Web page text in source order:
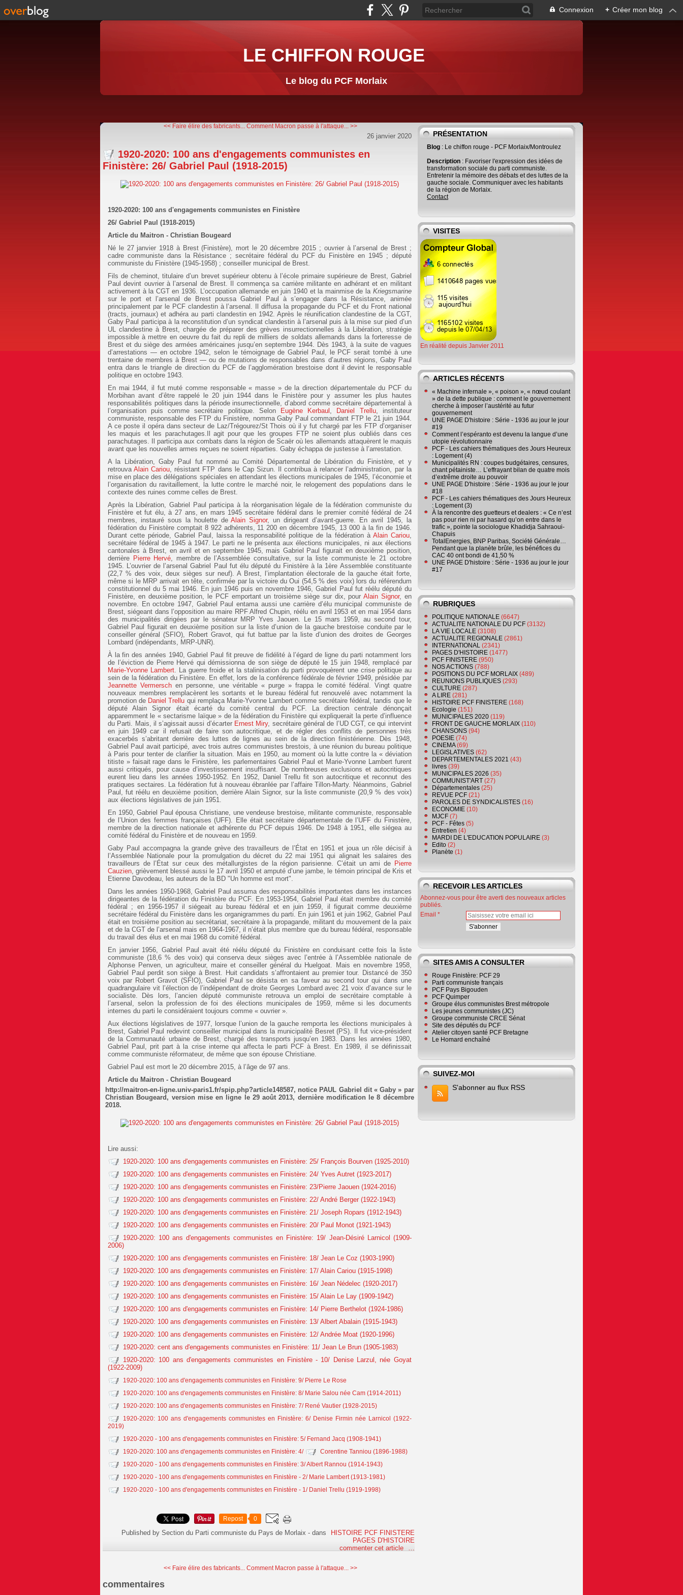
Connexion + Créer mon blog
LE CHIFFON ROUGE
Le blog du PCF Morlaix
<< Faire élire des fabricants... Comment Macron passe à l'attaque... >>
26 janvier 2020
1920-2020: 100 ans d'engagements communistes en
Finistère: 26/ Gabriel Paul (1918-2015)
1920-2020: 100 ans d'engagements communistes en Finistère
26/ Gabriel Paul (1918-2015)
Article du Maitron - Christian Bougeard
Né le 27 janvier 1918 à Brest (Finistère), mort le 20 décembre 2015 ; ouvrier à l’arsenal de Brest ;
cadre communiste dans la Résistance ; secrétaire fédéral du PCF du Finistère en 1945 ; député
communiste du Finistère (1945-1958) ; conseiller municipal de Brest.
Fils de cheminot, titulaire d’un brevet supérieur obtenu à l’école primaire supérieure de Brest, Gabriel
Paul devint ouvrier à l’arsenal de Brest. Il commença sa carrière militante en adhérant et en militant
activement à la CGT en 1936. L’occupation allemande en juin 1940 et la mainmise de la Kriegsmarine
sur le port et l’arsenal de Brest poussa Gabriel Paul à s’engager dans la Résistance, animée
principalement par le PCF clandestin à l’arsenal. Il diffusa la propagande du PCF et du Front national
(tracts, journaux) et adhéra au parti clandestin en 1942. Après le réunification clandestine de la CGT,
Gaby Paul participa à la reconstitution d’un syndicat clandestin à l’arsenal puis à la mise sur pied d’un
UL clandestine à Brest, chargée de préparer des grèves insurrectionnelles à la Libération, stratégie
impossible à mettre en oeuvre du fait du repli de milliers de soldats allemands dans la forteresse de
Brest et du siège des armées américaines jusqu’en septembre 1944. Dès 1943, à la suite de vagues
d’arrestations — en octobre 1942, selon le témoignage de Gabriel Paul, le PCF serait tombé à une
trentaine de membres à Brest — ou de mutations de responsables dans d’autres régions, Gaby Paul
entra dans le triangle de direction du PCF de l’agglomération brestoise dont il devint le responsable
politique en octobre 1943.
En mai 1944, il fut muté comme responsable « masse » de la direction départementale du PCF du
Morbihan avant d’être rappelé le 20 juin 1944 dans le Finistère pour y assumer les plus hautes
responsabilités politiques dans la période insurrectionnelle, d’abord comme secrétaire départemental à
l’organisation puis comme secrétaire politique. Selon
Eugène Kerbaul , Daniel Trellu, instituteur
communiste, responsable des FTP du Finistère, nomma Gaby Paul commandant FTP le 21 juin 1944.
A ce poste il opéra dans secteur de Laz/Trégourez/St Thois où il y fut chargé par les FTP d’organiser
les maquis et les parachutages.Il agit pour que les groupes FTP ne soient plus oubliés dans ces
parachutages. Il participa aux combats dans la région de Scaër où les allemands attaquèrent le maquis
avant que les nouvelles armes reçues ne soient réparties. Gaby échappa de justesse à l’arrestation.
A la Libération, Gaby Paul fut nommé au Comité Départemental de Libération du Finistère, et y
retrouvaAlain Cariou, résistant FTP dans le Cap Sizun. Il contribua à relancer l’administration, par la
mise en place des délégations spéciales en attendant les élections municipales de 1945, l’économie et
l’organisation du ravitaillement, la lutte contre le marché noir, le relogement des populations dans le
contexte des ruines comme celles de Brest.
Après la Libération, Gabriel Paul participa à la réorganisation légale de la fédération communiste du
Finistère et fut élu, à 27 ans, en mars 1945 secrétaire fédéral dans le premier comité fédéral de 24
membres, instauré sous la houlette deAlain Signor, un dirigeant d’avant-guerre. En avril 1945, la
fédération du Finistère comptait 8 922 adhérents, 11 200 en décembre 1945, 13 000 à la fin de 1946.
Durant cette période, Gabriel Paul, laissa la responsabilité politique de la fédération à Alain Cariou,
secrétaire fédéral de 1945 à 1947. Le parti ne le présenta aux élections municipales, ni aux élections
cantonales à Brest, en avril et en septembre 1945, mais Gabriel Paul figurait en deuxième position,
derrière Pierre Hervé, membre de l’Assemblée consultative, sur la liste communiste le 21 octobre
1945. L’ouvrier de l’arsenal Gabriel Paul fut élu député du Finistère à la 1ère Assemblée constituante
(22,7 % des voix, deux sièges sur neuf). A Brest, l’implantation électorale de la gauche était forte,
même si le MRP arrivait en tête, confirmée par la victoire du Oui (54,5 % des voix) lors du référendum
constitutionnel du 5 mai 1946. En juin 1946 puis en novembre 1946, Gabriel Paul fut réélu député du
Finistère, en deuxième position, le PCF emportant un troisième siège sur dix, pourAlain Signor, en
novembre. En octobre 1947, Gabriel Paul entama aussi une carrière d’élu municipal communiste de
Brest, siégeant dans l’opposition au maire RPF Alfred Chupin, réélu en avril 1953 et en mai 1954 dans
des municipalités dirigées par le sénateur MRP Yves Jaouen. Le 15 mars 1959, au second tour,
Gabriel Paul figurait en deuxième position sur la liste d’union de la gauche brestoise conduite par le
conseiller général (SFIO), Robert Gravot, qui fut battue par la liste d’union des droites de Georges
Lombard (indépendants, MRP-UNR).
À la fin des années 1940, Gabriel Paul fit preuve de fidélité à l’égard de ligne du parti notamment lors
de l’éviction de Pierre Hervé qui démissionna de son siège de député le 15 juin 1948, remplacé par
Marie-Yvonne Lambert. La guerre froide et la stalinisation du parti provoquèrent une crise politique au
sein de la fédération du Finistère. En effet, lors de la conférence fédérale de février 1949, présidée par
Jeannette Vermerschen personne, une véritable « purge » frappa le comité fédéral. Vingt quatre
nouveaux membres remplacèrent les sortants et le bureau fédéral fut renouvelé avec notamment la
promotion de Daniel Trellu qui remplaça Marie-Yvonne Lambert comme secrétaire fédéral, tandis que le
député Alain Signor était écarté du comité central du PCF. La direction centrale dénonçait
apparemment le « sectarisme laïque » de la fédération du Finistère qui expliquerait la perte d’influence
du Parti. Mais, il s’agissait aussi d’écarter Ernest Miry, secrétaire général de l’UD CGT, ce qui intervint
en juin 1949 car il refusait de faire son autocritique, et de régler des conflits de personnes très
exacerbés s’abritant derrière des luttes de lignes au sein de la direction finistérienne. Dès 1948,
Gabriel Paul avait participé, avec trois autres communistes brestois, à une réunion du bureau politique
à Paris pour tenter de clarifier la situation. Mais en 1950, au moment où la lutte contre la « déviation
titiste » faisait rage dans le Finistère, les parlementaires Gabriel Paul et Marie-Yvonne Lambert furent
aussi critiqués, pour cause d’investissement insuffisant. De nombreuses exclusions et autocritiques
eurent lieu dans les années 1950-1952. En 1952, Daniel Trellu fit son autocritique et reconnut des
pratiques sectaires. La fédération fut à nouveau ébranlée par l’affaire Tillon-Marty. Néanmoins, Gabriel
Paul, fut réélu en deuxième position, derrière Alain Signor, sur la liste communiste (20,9 % des voix)
aux élections législatives de juin 1951.
En 1950, Gabriel Paul épousa Christiane, une vendeuse brestoise, militante communiste, responsable
de l’Union des femmes françaises (UFF). Elle était secrétaire départementale de l’UFF du Finistère,
membre de la direction nationale et adhérente du PCF depuis 1946. De 1948 à 1951, elle siégea au
comité fédéral du Finistère et de nouveau en 1959.
Gaby Paul accompagna la grande grève des travailleurs de l’État en 1951 et joua un rôle décisif à
l’Assemblée Nationale pour la promulgation du décret du 22 mai 1951 qui alignait les salaires des
travailleurs de l’État sur ceux des métallurgistes de la région parisienne. C’était un ami de Pierre
Cauzien, grièvement blessé aussi le 17 avril 1950 et amputé d’une jambe, le témoin principal de Kris et
Etienne Davodeau, les auteurs de la BD "Un homme est mort".
Dans les années 1950-1968, Gabriel Paul assuma des responsabilités importantes dans les instances
dirigeantes de la fédération du Finistère du PCF. En 1953-1954, Gabriel Paul était membre du comité
fédéral ; en 1956-1957 il siégeait au bureau fédéral et en juin 1959, il figurait comme deuxième
secrétaire fédéral du Finistère dans les organigrammes du parti. En juin 1961 et juin 1962, Gabriel Paul
était en troisième position au secrétariat, secrétaire à la propagande, militant du mouvement de la paix
et de la CGT de l’arsenal mais en 1964-1967, il n’était plus membre que du bureau fédéral, responsable
du travail des élus et en mai 1968 du comité fédéral.
En janvier 1956, Gabriel Paul avait été réélu député du Finistère en conduisant cette fois la liste
communiste (18,6 % des voix) qui conserva deux sièges avec l’entrée à l’Assemblée nationale de
Alphonse Penven, un agriculteur, maire et conseiller général du Huelgoat. Mais en novembre 1958,
Gabriel Paul perdit son siège à Brest. Huit candidats s’affrontaient au premier tour. Distancé de 350
voix par Robert Gravot (SFIO), Gabriel Paul se désista en sa faveur au second tour qui dans une
quadrangulaire vit l’élection de l’indépendant de droite Georges Lombard avec 21 voix d’avance sur le
socialiste. Dès lors, l’ancien député communiste retrouva un emploi de secrétaire comptable à
l’arsenal, selon la profession de foi des élections municipales de 1959, même si les documents
internes du parti le considéraient toujours comme « ouvrier ».
Aux élections législatives de 1977, lorsque l’union de la gauche remporta les élections municipales à
Brest, Gabriel Paul redevint conseiller municipal dans la municipalité Besret (PS). Il fut vice-président
de la Communauté urbaine de Brest, chargé des transports jusqu’en 1983. Dans les années 1980,
Gabriel Paul, prit part à la crise interne qui affecta le parti PCF à Brest. En 1989, il se définissait
comme communiste réformateur, de même que son épouse Christiane.
Gabriel Paul est mort le 20 décembre 2015, à l’âge de 97 ans.
Article du Maitron - Christian Bougeard
http://maitron-en-ligne.univ-paris1.fr/spip.php?article148587, notice PAUL Gabriel dit « Gaby » par
Christian Bougeard, version mise en ligne le 29 août 2013, dernière modification le 8 décembre
2018.
Lire aussi:
1920-2020: 100 ans d'engagements communistes en Finistère: 25/ François Bourven (1925-2010)
1920-2020: 100 ans d'engagements communistes en Finistère: 24/ Yves Autret (1923-2017)
1920-2020: 100 ans d'engagements communistes en Finistère: 23/Pierre Jaouen (1924-2016)
1920-2020: 100 ans d'engagements communistes en Finistère: 22/ André Berger (1922-1943)
1920-2020: 100 ans d'engagements communistes en Finistère: 21/ Joseph Ropars (1912-1943)
1920-2020: 100 ans d'engagements communistes en Finistère: 20/ Paul Monot (1921-1943)
1920-2020: 100 ans d'engagements communistes en Finistère: 19/ Jean-Désiré Larnicol (1909-
2006)
1920-2020: 100 ans d'engagements communistes en Finistère: 18/ Jean Le Coz (1903-1990)
1920-2020: 100 ans d'engagements communistes en Finistère: 17/ Alain Cariou (1915-1998)
1920-2020: 100 ans d'engagements communistes en Finistère: 16/ Jean Nédelec (1920-2017)
1920-2020: 100 ans d'engagements communistes en Finistère: 15/ Alain Le Lay (1909-1942)
1920-2020: 100 ans d'engagements communistes en Finistère: 14/ Pierre Berthelot (1924-1986)
1920-2020: 100 ans d'engagements communistes en Finistère: 13/ Albert Abalain (1915-1943)
1920-2020: 100 ans d'engagements communistes en Finistère: 12/ Andrée Moat (1920-1996)
1920-2020: cent ans d'engagements communistes en Finistère: 11/ Jean Le Brun (1905-1983)
1920-2020: 100 ans d'engagements communistes en Finistère - 10/ Denise Larzul, née Goyat
(1922-2009)
1920-2020: 100 ans d'engagements communistes en Finistère: 9/ Pierre Le Rose
1920-2020: 100 ans d'engagements communistes en Finistère: 8/ Marie Salou née Cam (1914-2011)
1920-2020: 100 ans d'engagements communistes en Finistère: 7/ René Vautier (1928-2015)
1920-2020: 100 ans d'engagements communistes en Finistère: 6/ Denise Firmin née Larnicol (1922-
2019)
1920-2020 - 100 ans d'engagements communistes en Finistère: 5/ Fernand Jacq (1908-1941)
1920-2020: 100 ans d'engagements communistes en Finistère: 4/
Corentine Tanniou (1896-1988)
1920-2020 - 100 ans d'engagements communistes en Finistère: 3/ Albert Rannou (1914-1943)
1920-2020 - 100 ans d'engagements communistes en Finistère - 2/ Marie Lambert (1913-1981)
1920-2020 - 100 ans d'engagements communistes en Finistère - 1/ Daniel Trellu (1919-1998)
Repost 0
Published by Section du Parti communiste du Pays de Morlaix -dans
HISTOIRE PCF FINISTERE
PAGES D'HISTOIRE
commenter cet article
…
<< Faire élire des fabricants... Comment Macron passe à l'attaque... >>
commentaires
PRÉSENTATION
Blog : Le chiffon rouge - PCF Morlaix/Montroulez
Description : Favoriser l'expression des idées de
transformation sociale du parti communiste.
Entretenir la mémoire des débats et des luttes de la
gauche sociale. Communiquer avec les habitants
de la région de Morlaix.
Contact
VISITES
En réalité depuis Janvier 2011
ARTICLES RÉCENTS
« Machine infernale », « poison », « nœud coulant
» de la dette publique : comment le gouvernement
cherche à imposer l’austérité au futur
gouvernement
UNE PAGE D'histoire : Série - 1936 au jour le jour
#19
Comment l’espéranto est devenu la langue d’une
utopie révolutionnaire
PCF - Les cahiers thématiques des Jours Heureux
: Logement (4)
Municipalités RN : coupes budgétaires, censures,
chant pétainiste… L’effrayant bilan de quatre mois
d’extrême droite au pouvoir
UNE PAGE D'histoire : Série - 1936 au jour le jour
#18
PCF - Les cahiers thématiques des Jours Heureux
: Logement (3)
À la rencontre des guetteurs et dealers : « Ce n’est
pas pour rien ni par hasard qu’on entre dans le
trafic », pointe la sociologue Khadidja Sahraoui-
Chapuis
TotalEnergies, BNP Paribas, Société Générale…
Pendant que la planète brûle, les bénéfices du
CAC 40 ont bondi de 41,50 %
UNE PAGE D'histoire : Série - 1936 au jour le jour
#17
RUBRIQUES
POLITIQUE NATIONALE (6647)
ACTUALITE NATIONALE DU PCF (3132)
LA VIE LOCALE (3108)
ACTUALITE REGIONALE (2861)
INTERNATIONAL (2341)
PAGES D'HISTOIRE (1477)
PCF FINISTERE (950)
NOS ACTIONS (788)
POSITIONS DU PCF MORLAIX (489)
REUNIONS PUBLIQUES (293)
CULTURE (287)
A LIRE (281)
HISTOIRE PCF FINISTERE (168)
Ecologie (151)
MUNICIPALES 2020 (119)
FRONT DE GAUCHE MORLAIX (110)
CHANSONS (94)
POESIE (74)
CINEMA(69)
LEGISLATIVES (62)
DEPARTEMENTALES 2021 (43)
livres (39)
MUNICIPALES 2026 (35)
COMMUNIST'ART (27)
Départementales (25)
REVUE PCF (21)
PAROLES DE SYNDICALISTES (16)
ECONOMIE (10)
MJCF (7)
PCF - Fêtes (5)
Entretien (4)
MARDI DE L'EDUCATION POPULAIRE (3)
Edito (2)
Planète (1)
RECEVOIR LES ARTICLES
Abonnez-vous pour être averti des nouveaux articles
publiés.
Email
SITES AMIS A CONSULTER
Rouge Finistère: PCF 29
Parti communiste français
PCF Pays Bigouden
PCF Quimper
Groupe élus communistes Brest métropole
Les jeunes communistes (JC)
Groupe communiste CRCE Sénat
Site des députés du PCF
Atelier citoyen santé PCF Bretagne
Le Homard enchaîné
SUIVEZ-MOI
S'abonner au flux RSS